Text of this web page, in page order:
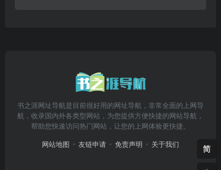
书之涯网址导航是目前很好用的网址导航，非常全面的上网导
航，收录国内外各类型网站，为您提供方便快捷的网站导航，
帮助您快速访问热门网站，让您的上网体验更快捷。
网站地图 友链申请 免责声明 关于我们 简